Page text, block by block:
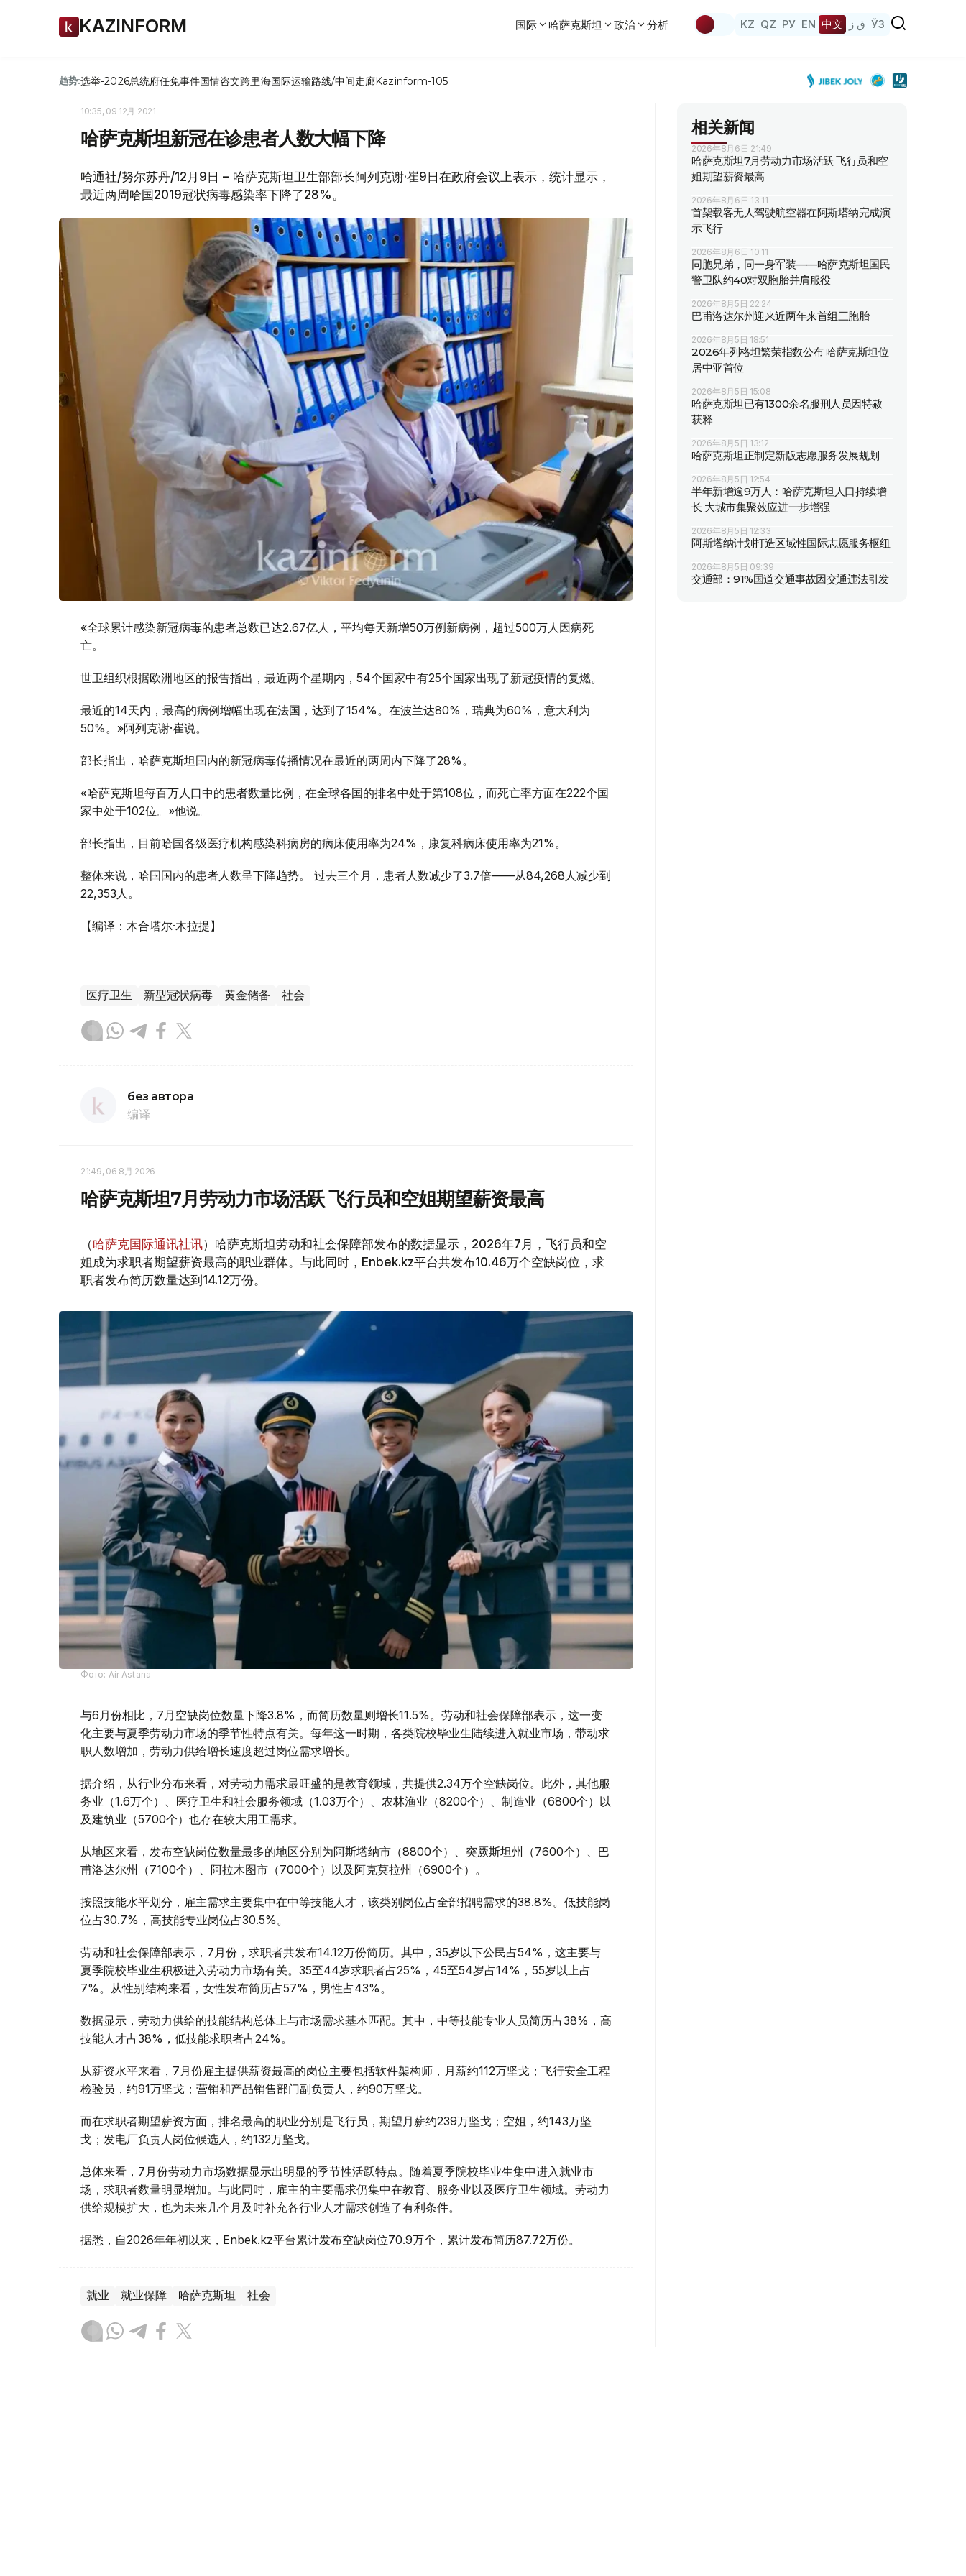
KAZINFORM 国际 哈萨克斯坦 政治 分析 KZ QZ РУ EN 中文 ق ز ЎЗ
趋势:选举-2026总统府任免事件国情咨文跨里海国际运输路线/中间走廊Kazinform-105
10:35, 09 12月 2021
哈萨克斯坦新冠在诊患者人数大幅下降
哈通社/努尔苏丹/12月9日 – 哈萨克斯坦卫生部部长阿列克谢·崔9日在政府会议上表示，统计显示，
最近两周哈国2019冠状病毒感染率下降了28%。
«全球累计感染新冠病毒的患者总数已达2.67亿人，平均每天新增50万例新病例，超过500万人因病死
亡。
世卫组织根据欧洲地区的报告指出，最近两个星期内，54个国家中有25个国家出现了新冠疫情的复燃。
最近的14天内，最高的病例增幅出现在法国，达到了154%。在波兰达80%，瑞典为60%，意大利为
50%。»阿列克谢·崔说。
部长指出，哈萨克斯坦国内的新冠病毒传播情况在最近的两周内下降了28%。
«哈萨克斯坦每百万人口中的患者数量比例，在全球各国的排名中处于第108位，而死亡率方面在222个国
家中处于102位。»他说。
部长指出，目前哈国各级医疗机构感染科病房的病床使用率为24%，康复科病床使用率为21%。
整体来说，哈国国内的患者人数呈下降趋势。 过去三个月，患者人数减少了3.7倍——从84,268人减少到
22,353人。
【编译：木合塔尔·木拉提】
医疗卫生 新型冠状病毒 黄金储备 社会
без автора
编译
21:49, 06 8月 2026
哈萨克斯坦7月劳动力市场活跃 飞行员和空姐期望薪资最高
（哈萨克国际通讯社讯）哈萨克斯坦劳动和社会保障部发布的数据显示，2026年7月，飞行员和空
姐成为求职者期望薪资最高的职业群体。与此同时，Enbek.kz平台共发布10.46万个空缺岗位，求
职者发布简历数量达到14.12万份。
Фото: Air Astana
与6月份相比，7月空缺岗位数量下降3.8%，而简历数量则增长11.5%。劳动和社会保障部表示，这一变
化主要与夏季劳动力市场的季节性特点有关。每年这一时期，各类院校毕业生陆续进入就业市场，带动求
职人数增加，劳动力供给增长速度超过岗位需求增长。
据介绍，从行业分布来看，对劳动力需求最旺盛的是教育领域，共提供2.34万个空缺岗位。此外，其他服
务业（1.6万个）、医疗卫生和社会服务领域（1.03万个）、农林渔业（8200个）、制造业（6800个）以
及建筑业（5700个）也存在较大用工需求。
从地区来看，发布空缺岗位数量最多的地区分别为阿斯塔纳市（8800个）、突厥斯坦州（7600个）、巴
甫洛达尔州（7100个）、阿拉木图市（7000个）以及阿克莫拉州（6900个）。
按照技能水平划分，雇主需求主要集中在中等技能人才，该类别岗位占全部招聘需求的38.8%。低技能岗
位占30.7%，高技能专业岗位占30.5%。
劳动和社会保障部表示，7月份，求职者共发布14.12万份简历。其中，35岁以下公民占54%，这主要与
夏季院校毕业生积极进入劳动力市场有关。35至44岁求职者占25%，45至54岁占14%，55岁以上占
7%。从性别结构来看，女性发布简历占57%，男性占43%。
数据显示，劳动力供给的技能结构总体上与市场需求基本匹配。其中，中等技能专业人员简历占38%，高
技能人才占38%，低技能求职者占24%。
从薪资水平来看，7月份雇主提供薪资最高的岗位主要包括软件架构师，月薪约112万坚戈；飞行安全工程
检验员，约91万坚戈；营销和产品销售部门副负责人，约90万坚戈。
而在求职者期望薪资方面，排名最高的职业分别是飞行员，期望月薪约239万坚戈；空姐，约143万坚
戈；发电厂负责人岗位候选人，约132万坚戈。
总体来看，7月份劳动力市场数据显示出明显的季节性活跃特点。随着夏季院校毕业生集中进入就业市
场，求职者数量明显增加。与此同时，雇主的主要需求仍集中在教育、服务业以及医疗卫生领域。劳动力
供给规模扩大，也为未来几个月及时补充各行业人才需求创造了有利条件。
据悉，自2026年年初以来，Enbek.kz平台累计发布空缺岗位70.9万个，累计发布简历87.72万份。
就业 就业保障 哈萨克斯坦 社会
相关新闻
2026年8月6日 21:49
哈萨克斯坦7月劳动力市场活跃 飞行员和空
姐期望薪资最高
2026年8月6日 13:11
首架载客无人驾驶航空器在阿斯塔纳完成演
示飞行
2026年8月6日 10:11
同胞兄弟，同一身军装——哈萨克斯坦国民
警卫队约40对双胞胎并肩服役
2026年8月5日 22:24
巴甫洛达尔州迎来近两年来首组三胞胎
2026年8月5日 18:51
2026年列格坦繁荣指数公布 哈萨克斯坦位
居中亚首位
2026年8月5日 15:08
哈萨克斯坦已有1300余名服刑人员因特赦
获释
2026年8月5日 13:12
哈萨克斯坦正制定新版志愿服务发展规划
2026年8月5日 12:54
半年新增逾9万人：哈萨克斯坦人口持续增
长 大城市集聚效应进一步增强
2026年8月5日 12:33
阿斯塔纳计划打造区域性国际志愿服务枢纽
2026年8月5日 09:39
交通部：91%国道交通事故因交通违法引发